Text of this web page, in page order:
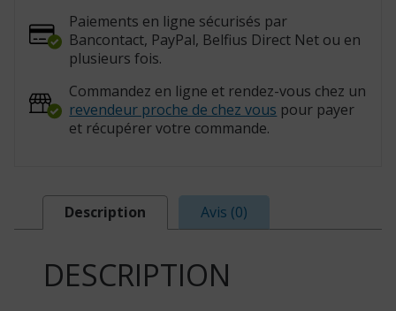
Paiements en ligne sécurisés par
Bancontact, PayPal, Belfius Direct Net ou en
plusieurs fois.
Commandez en ligne et rendez-vous chez un
revendeur proche de chez vous pour payer
et récupérer votre commande.
Description Avis (0)
DESCRIPTION